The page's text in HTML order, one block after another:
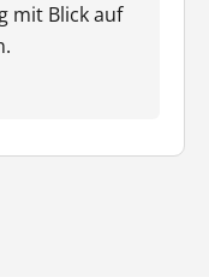
mit Blick auf